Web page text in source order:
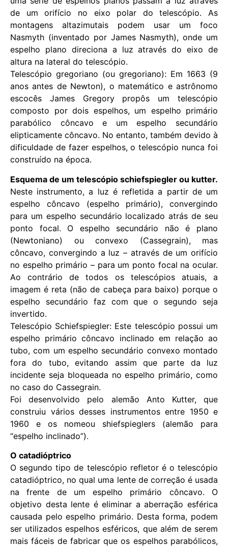
de um orifício no eixo polar do telescópio. As
montagens altazimutais podem usar um foco
Nasmyth (inventado por James Nasmyth), onde um
espelho plano direciona a luz através do eixo de
altura na lateral do telescópio.
Telescópio gregoriano (ou gregoriano): Em 1663 (9
anos antes de Newton), o matemático e astrônomo
escocês James Gregory propôs um telescópio
composto por dois espelhos, um espelho primário
parabólico côncavo e um espelho secundário
elipticamente côncavo. No entanto, também devido à
dificuldade de fazer espelhos, o telescópio nunca foi
construído na época.
Esquema de um telescópio schiefspiegler ou kutter.
Neste instrumento, a luz é refletida a partir de um
espelho côncavo (espelho primário), convergindo
para um espelho secundário localizado atrás de seu
ponto focal. O espelho secundário não é plano
(Newtoniano) ou convexo (Cassegrain), mas
côncavo, convergindo a luz – através de um orifício
no espelho primário – para um ponto focal na ocular.
Ao contrário de todos os telescópios atuais, a
imagem é reta (não de cabeça para baixo) porque o
espelho secundário faz com que o segundo seja
invertido.
Telescópio Schiefspiegler: Este telescópio possui um
espelho primário côncavo inclinado em relação ao
tubo, com um espelho secundário convexo montado
fora do tubo, evitando assim que parte da luz
incidente seja bloqueada no espelho primário, como
no caso do Cassegrain.
Foi desenvolvido pelo alemão Anto Kutter, que
construiu vários desses instrumentos entre 1950 e
1960 e os nomeou shiefspieglers (alemão para
“espelho inclinado”).
O catadióptrico
O segundo tipo de telescópio refletor é o telescópio
catadióptrico, no qual uma lente de correção é usada
na frente de um espelho primário côncavo. O
objetivo desta lente é eliminar a aberração esférica
causada pelo espelho primário. Desta forma, podem
ser utilizados espelhos esféricos, que além de serem
mais fáceis de fabricar que os espelhos parabólicos,